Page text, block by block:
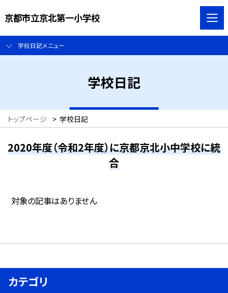
京都市立京北第一小学校
学校日記メニュー
学校日記
トップページ > 学校日記
2020年度（令和2年度）に京都京北小中学校に統
合
対象の記事はありません
カテゴリ